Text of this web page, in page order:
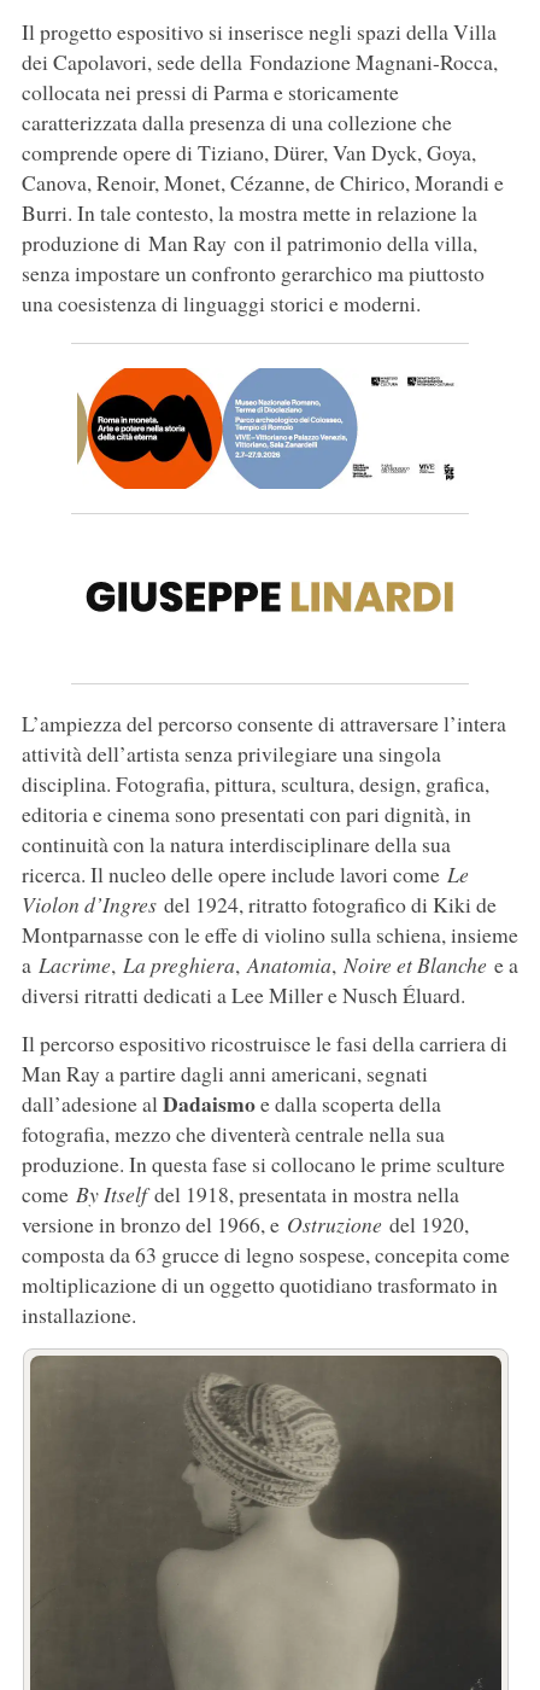
Il progetto espositivo si inserisce negli spazi della Villa
dei Capolavori, sede della Fondazione Magnani-Rocca,
collocata nei pressi di Parma e storicamente
caratterizzata dalla presenza di una collezione che
comprende opere di Tiziano, Dürer, Van Dyck, Goya,
Canova, Renoir, Monet, Cézanne, de Chirico, Morandi e
Burri. In tale contesto, la mostra mette in relazione la
produzione di Man Ray con il patrimonio della villa,
senza impostare un confronto gerarchico ma piuttosto
una coesistenza di linguaggi storici e moderni.
L’ampiezza del percorso consente di attraversare l’intera
attività dell’artista senza privilegiare una singola
disciplina. Fotografia, pittura, scultura, design, grafica,
editoria e cinema sono presentati con pari dignità, in
continuità con la natura interdisciplinare della sua
ricerca. Il nucleo delle opere include lavori come Le
Violon d’Ingresdel 1924, ritratto fotografico di Kiki de
Montparnasse con le effe di violino sulla schiena, insieme
a Lacrime, La preghiera,Anatomia, Noire et Blanchee a
diversi ritratti dedicati a Lee Miller e Nusch Éluard.
Il percorso espositivo ricostruisce le fasi della carriera di
Man Ray a partire dagli anni americani, segnati
dall’adesione alDadaismoe dalla scoperta della
fotografia, mezzo che diventerà centrale nella sua
produzione. In questa fase si collocano le prime sculture
come By Itselfdel 1918, presentata in mostra nella
versione in bronzo del 1966, e Ostruzionedel 1920,
composta da 63 grucce di legno sospese, concepita come
moltiplicazione di un oggetto quotidiano trasformato in
installazione.